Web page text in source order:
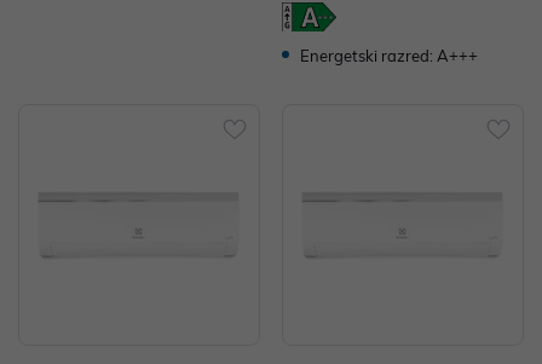
Energetski razred: A+++